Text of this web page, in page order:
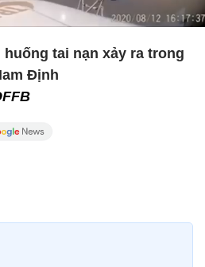
tai nạn xảy ra trong
Định